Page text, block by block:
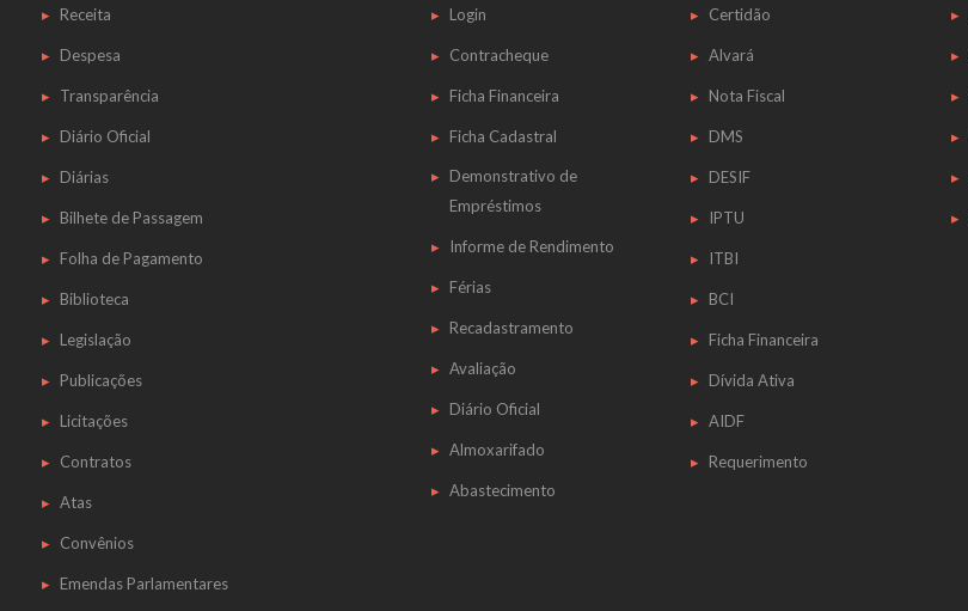
Receita
Despesa
Transparência
Diário Oficial
Diárias
Bilhete de Passagem
Folha de Pagamento
Biblioteca
Legislação
Publicações
Licitações
Contratos
Atas
Convênios
Emendas Parlamentares
Login
Contracheque
Ficha Financeira
Ficha Cadastral
Demonstrativo de
Empréstimos
Informe de Rendimento
Férias
Recadastramento
Avaliação
Diário Oficial
Almoxarifado
Abastecimento
Certidão
Alvará
Nota Fiscal
DMS
DESIF
IPTU
ITBI
BCI
Ficha Financeira
Dívida Ativa
AIDF
Requerimento